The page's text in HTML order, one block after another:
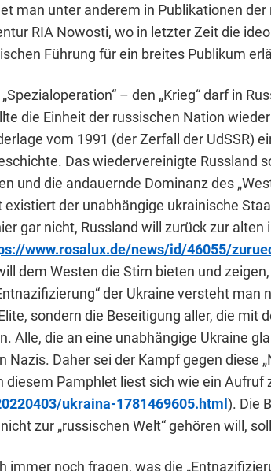
man unter anderem in Publikationen
RIA Nowosti, wo in letzter Zeit die
Führung für ein breites Publikum
– den „Krieg“ darf in
die Einheit der russischen Nation
vom 1991 (der Zerfall der UdSSR)
Das wiedervereinigte Russland
und die andauernde Dominanz des
existiert der unabhängige ukrainische
gar nicht, Russland will zurück zur alten
www.rosalux.de/news/id/46055/
dem Westen die Stirn bieten und
der Ukraine versteht man
sondern die Beseitigung aller, die mit
Alle, die an eine unabhängige Ukraine
Nazis. Daher sei der Kampf gegen diese
diesem Pamphlet liest sich wie ein Aufruf
ukraina-1781469605.html ). Die
zur „russischen Welt“ gehören will,
immer noch fragen, was die